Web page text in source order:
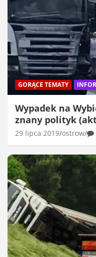
GORĄCE TEMATY
Wypadek na
znany polityk
29 lipca 2019 ostrow